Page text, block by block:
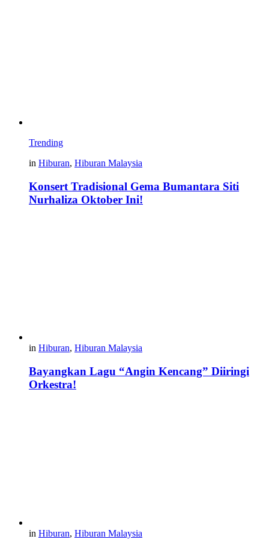
Trending
in Hiburan, Hiburan Malaysia
Konsert Tradisional Gema Bumantara Siti
Nurhaliza Oktober Ini!
in Hiburan, Hiburan Malaysia
Bayangkan Lagu “Angin Kencang” Diiringi
Orkestra!
in Hiburan, Hiburan Malaysia